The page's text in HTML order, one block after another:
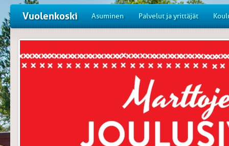
Vuolenkoski Asuminen Palvelut ja yrittäjät